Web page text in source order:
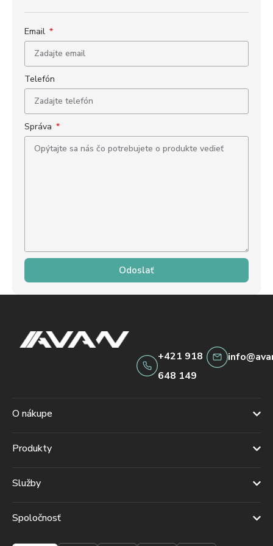
Email
Telefón
Správa
Odoslať
+421 918
648 149
O nákupe
Produkty
Služby
Spoločnosť